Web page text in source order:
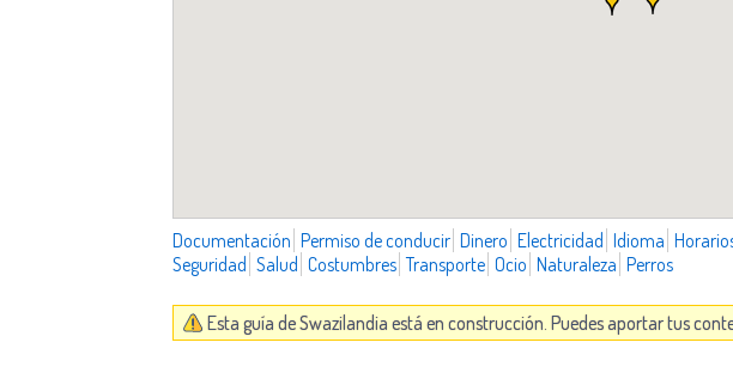
Documentación Permiso de conducir Dinero Electricidad Idioma
Seguridad Salud Costumbres Transporte Ocio Naturaleza Perros
Esta guía de Swazilandia está en construcción. Puedes aportar tus